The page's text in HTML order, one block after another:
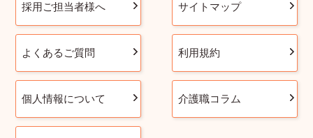
採用ご担当者様へ サイトマップ
よくあるご質問 利用規約
個人情報について 介護職コラム